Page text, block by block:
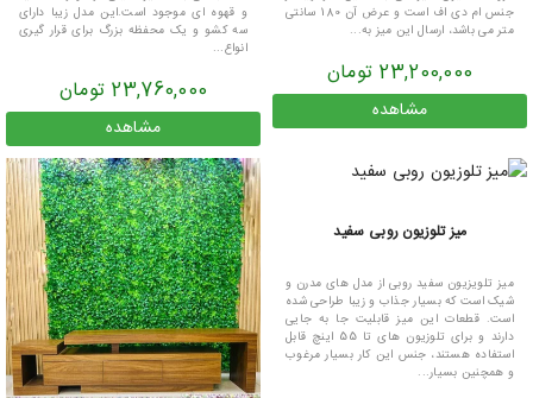
جنس ام دی اف است و عرض آن 180 سانتی
متر می باشد، ارسال این میز به...
23,200,000 تومان
مشاهده
و قهوه ای موجود است.این مدل زیبا دارای
سه کشو و یک محفظه بزرگ برای قرار گیری
انواع...
23,760,000 تومان
مشاهده
میز تلوزیون روبی سفید
میز تلویزیون سفید روبی از مدل های مدرن و
شیک است که بسیار جذاب و زیبا طراحی شده
است. قطعات این میز قابلیت جا به جایی
دارند و برای تلوزیون های تا 55 اینچ قابل
استفاده هستند، جنس این کار بسیار مرغوب
و همچنین بسیار...